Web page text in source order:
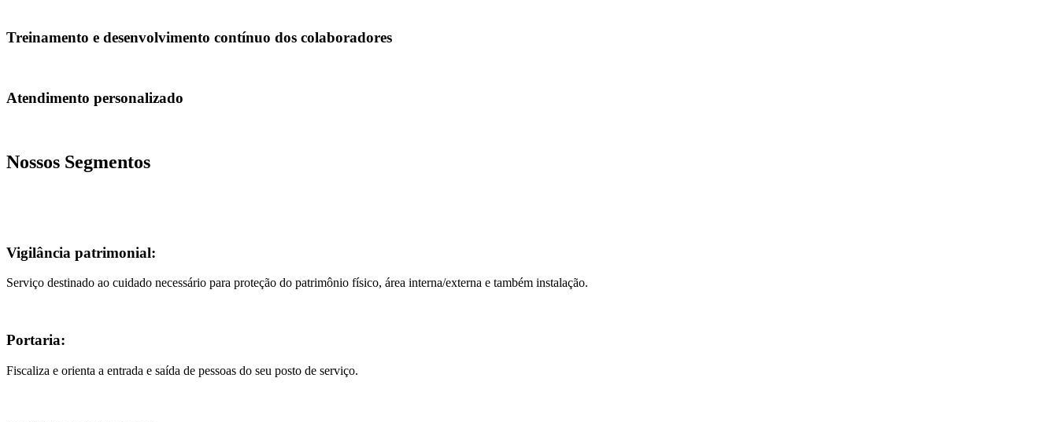
Treinamento e desenvolvimento contínuo dos colaboradores
Atendimento personalizado
Nossos Segmentos
Vigilância patrimonial:
Serviço destinado ao cuidado necessário para proteção do patrimônio físico, área interna/externa e também instalação.
Portaria:
Fiscaliza e orienta a entrada e saída de pessoas do seu posto de serviço.